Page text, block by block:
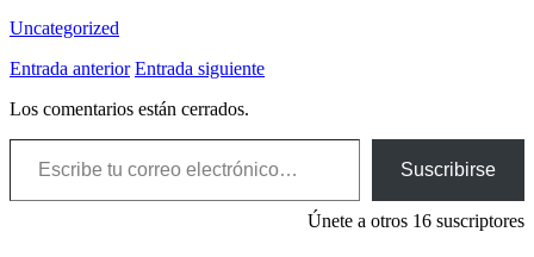
Uncategorized
Entrada anterior Entrada siguiente
Los comentarios están cerrados.
Escribe tu correo electrónico…
Suscribirse
Únete a otros 16 suscriptores